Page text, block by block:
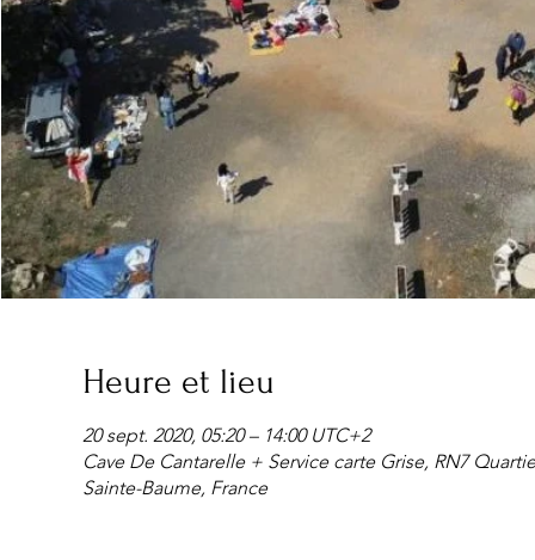
Heure et lieu
20 sept. 2020, 05:20 – 14:00 UTC+2
Cave De Cantarelle + Service carte Grise, RN7
Sainte-Baume, France